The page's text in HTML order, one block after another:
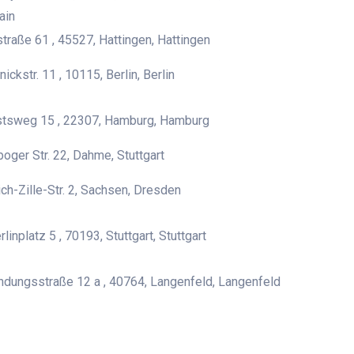
61 , 45527, Hattingen, Hattingen
11 , 10115, Berlin, Berlin
15 , 22307, Hamburg, Hamburg
Str. 22, Dahme, Stuttgart
Zille-Str. 2, Sachsen, Dresden
5 , 70193, Stuttgart, Stuttgart
12 a , 40764, Langenfeld, Langenfeld